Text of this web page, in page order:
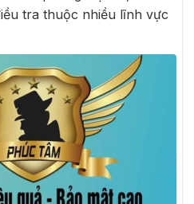
tra thuộc nhiều lĩnh vực